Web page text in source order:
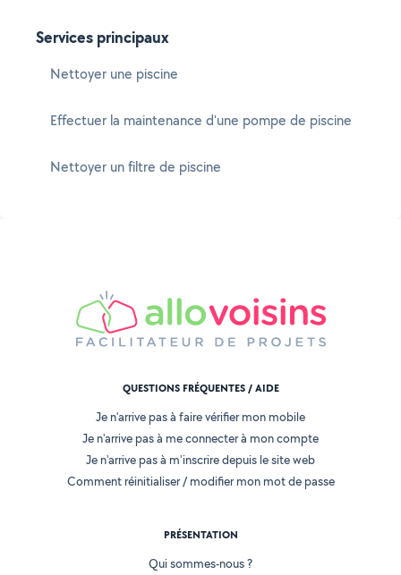
Services principaux
Nettoyer une piscine
Effectuer la maintenance d'une pompe de piscine
Nettoyer un filtre de piscine
QUESTIONS FRÉQUENTES / AIDE
Je n'arrive pas à faire vérifier mon mobile
Je n'arrive pas à me connecter à mon compte
Je n'arrive pas à m'inscrire depuis le site web
Comment réinitialiser / modifier mon mot de passe
PRÉSENTATION
Qui sommes-nous ?